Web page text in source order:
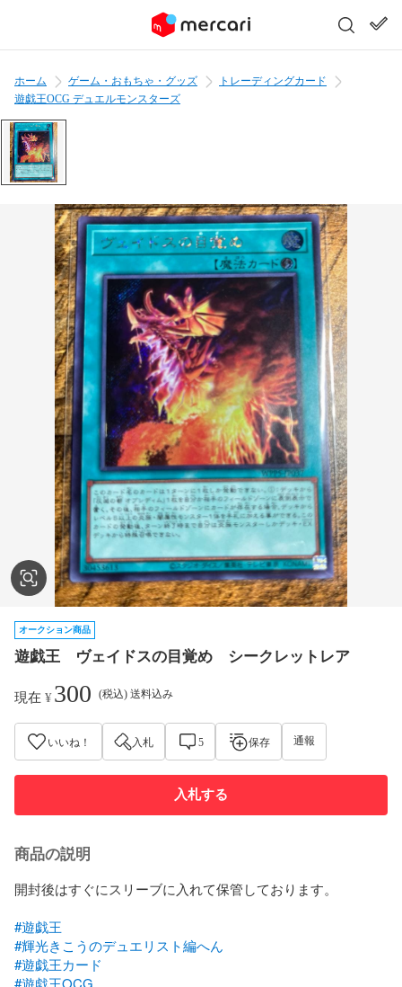
ホーム ゲーム・おもちゃ・グッズ
トレーディングカード
遊戯王OCG デュエルモンスターズ
オークション商品
遊戯王 ヴェイドスの目覚め シークレットレア
現在 ¥300 (税込) 送料込み
いいね！ 入札 5 保存 通報
入札する
商品の説明
開封後はすぐにスリーブに入れて保管しております。
#遊戯王
#輝光きこうのデュエリスト編へん
#遊戯王カード
#遊戯王OCG